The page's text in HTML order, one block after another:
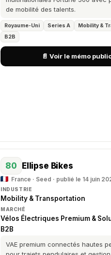
de mobilité des talents.
Royaume-Uni Series A
Mobility &
B2B
📄 Voir le mémo
80 Ellipse Bikes
France · Seed · publié le 14 juin
INDUSTRIE
Mobility & Transportation
MARCHÉ
Vélos Électriques Premium &
B2B
VAE premium connectés hautes